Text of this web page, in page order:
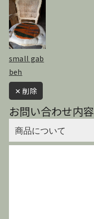
small gab
beh
✕ 削除
お問い合わせ内容